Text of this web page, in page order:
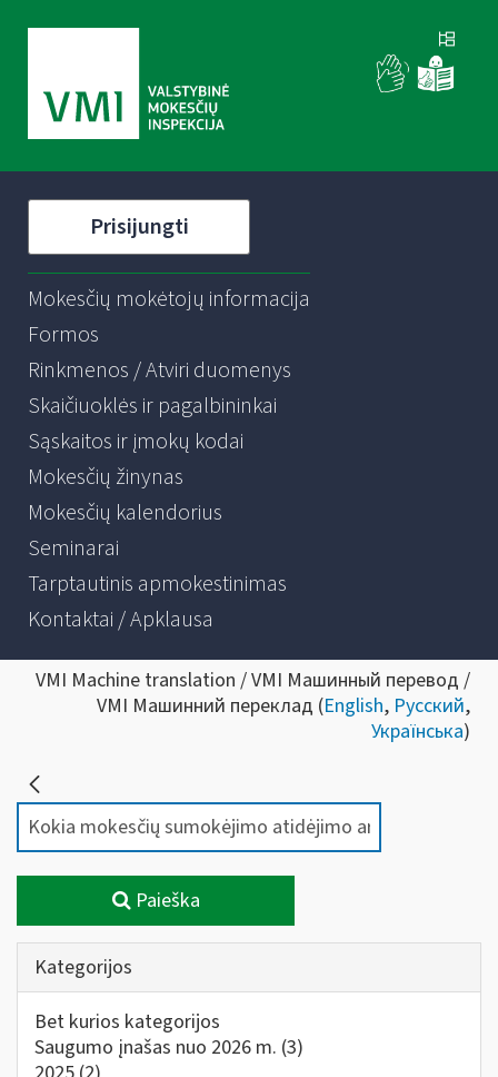
Prisijungti
Mokesčių mokėtojų informacija
Formos
Rinkmenos / Atviri duomenys
Skaičiuoklės ir pagalbininkai
Sąskaitos ir įmokų kodai
Mokesčių žinynas
Mokesčių kalendorius
Seminarai
Tarptautinis apmokestinimas
Kontaktai / Apklausa
VMI Machine translation / VMI Машинный перевод /
VMI Машинний переклад (English, Русский,
Українська)
Paieška
Kategorijos
Bet kurios kategorijos
Saugumo įnašas nuo 2026 m. (3)